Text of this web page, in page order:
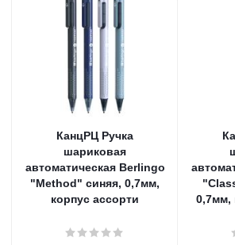
КанцРЦ Ручка
шариковая
автоматическая Berlingo
"Method" синяя, 0,7мм,
корпус ассорти
0,7мм,